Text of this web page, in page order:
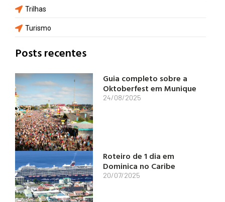
Trilhas
Turismo
Posts recentes
Guia completo sobre a
Oktoberfest em Munique
24/08/2025
Roteiro de 1 dia em
Dominica no Caribe
20/07/2025